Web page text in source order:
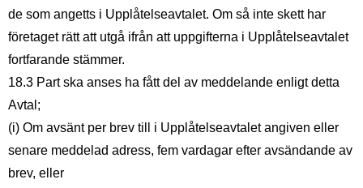
de som angetts i Upplåtelseavtalet. Om så inte skett har
företaget rätt att utgå ifrån att uppgifterna i Upplåtelseavtalet
fortfarande stämmer.
18.3 Part ska anses ha fått del av meddelande enligt detta
Avtal;
(i) Om avsänt per brev till i Upplåtelseavtalet angiven eller
senare meddelad adress, fem vardagar efter avsändande av
brev, eller